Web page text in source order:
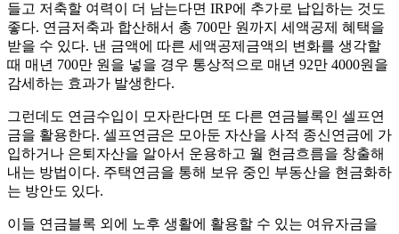
들고 저축할 여력이 더 남는다면 IRP에 추가로 납입하는 것도
좋다. 연금저축과 합산해서 총 700만 원까지 세액공제 혜택을
받을 수 있다. 낸 금액에 따른 세액공제금액의 변화를 생각할
때 매년 700만 원을 넣을 경우 통상적으로 매년 92만 4000원을
감세하는 효과가 발생한다.
그런데도 연금수입이 모자란다면 또 다른 연금블록인 셀프연
금을 활용한다. 셀프연금은 모아둔 자산을 사적 종신연금에 가
입하거나 은퇴자산을 알아서 운용하고 월 현금흐름을 창출해
내는 방법이다. 주택연금을 통해 보유 중인 부동산을 현금화하
는 방안도 있다.
이들 연금블록 외에 노후 생활에 활용할 수 있는 여유자금을